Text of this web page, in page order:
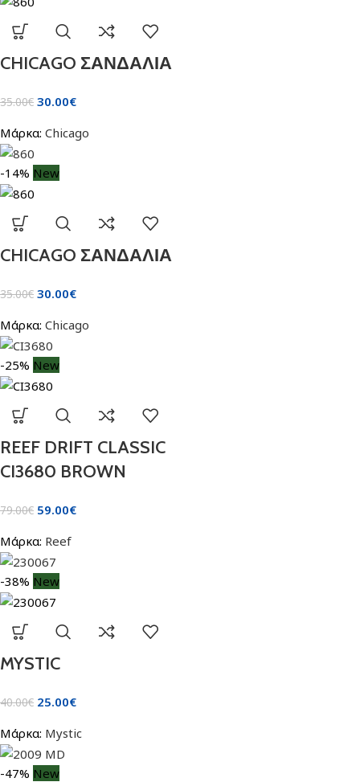
CHICAGO ΣΑΝΔΑΛΙΑ
35.00€ 30.00€
Μάρκα: Chicago
-14% New
CHICAGO ΣΑΝΔΑΛΙΑ
35.00€ 30.00€
Μάρκα: Chicago
-25% New
REEF DRIFT CLASSIC
CI3680 BROWN
79.00€ 59.00€
Μάρκα: Reef
-38% New
MYSTIC
40.00€ 25.00€
Μάρκα: Mystic
-47% New